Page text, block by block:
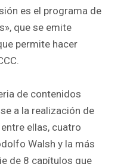
es el programa de
que se emite
permite hacer
de contenidos
a la realización de
ellas, cuatro
Walsh y la más
de 8 capítulos que